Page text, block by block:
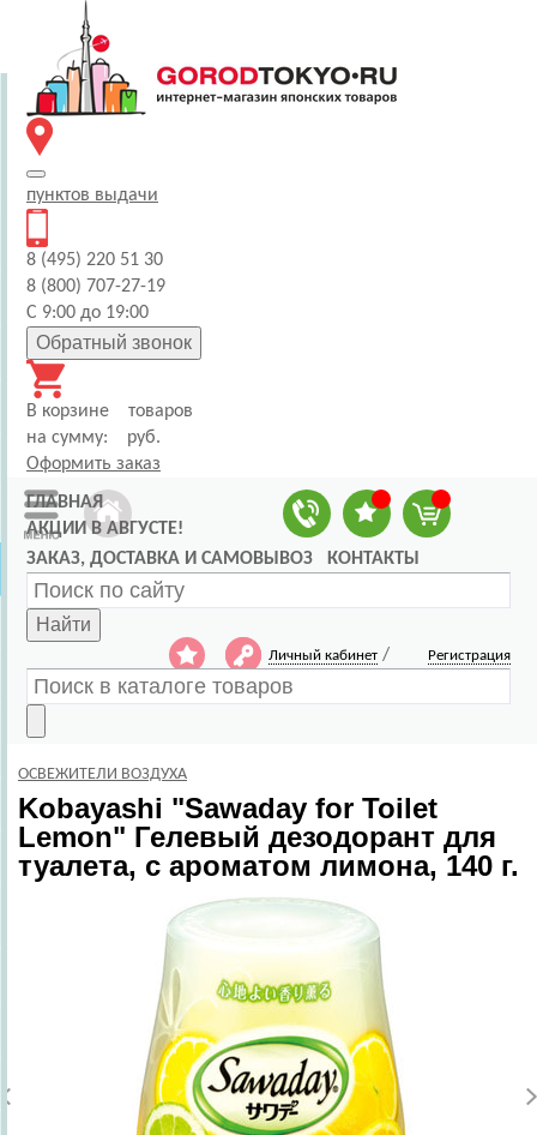
пунктов выдачи
8 (495) 220 51 30
8 (800) 707-27-19
С 9:00 до 19:00
Обратный звонок
В корзине
товаров
на сумму:
руб.
Оформить заказ
ГЛАВНАЯ
АКЦИИ В АВГУСТЕ!
ЗАКАЗ, ДОСТАВКА И САМОВЫВОЗ
КОНТАКТЫ
Найти
Личный кабинет / Регистрация
ОСВЕЖИТЕЛИ ВОЗДУХА
Kobayashi "Sawaday for Toilet
Lemon" Гелевый дезодорант для
туалета, с ароматом лимона, 140 г.